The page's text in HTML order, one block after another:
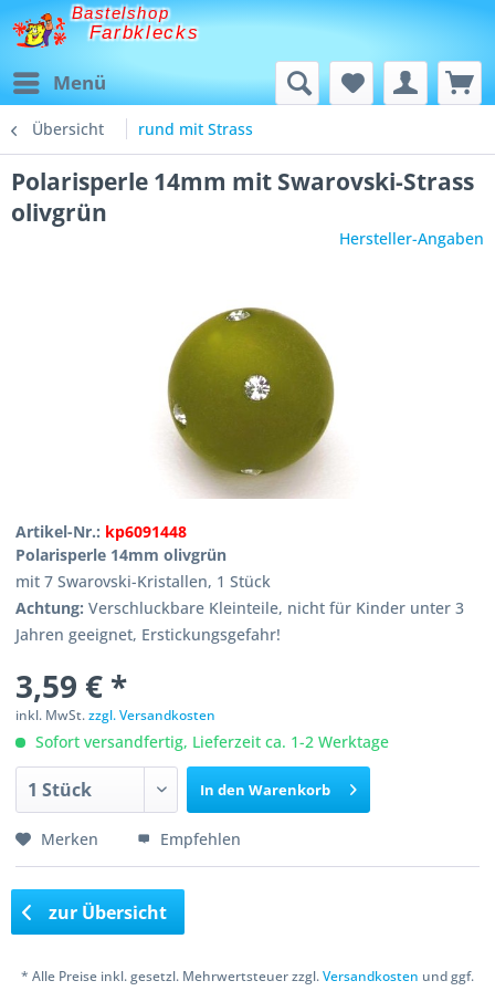
Bastelshop
Farbklecks
Menü
Übersicht rund mit Strass
Polarisperle 14mm mit Swarovski-Strass
olivgrün
Hersteller-Angaben
Artikel-Nr.: kp6091448
Polarisperle 14mm olivgrün
mit 7 Swarovski-Kristallen, 1 Stück
Achtung: Verschluckbare Kleinteile, nicht für Kinder unter 3
Jahren geeignet, Erstickungsgefahr!
3,59 € *
inkl. MwSt.zzgl. Versandkosten
Sofort versandfertig, Lieferzeit ca. 1-2 Werktage
In den Warenkorb
Merken Empfehlen
zur Übersicht
* Alle Preise inkl. gesetzl. Mehrwertsteuer zzgl.Versandkosten und ggf.